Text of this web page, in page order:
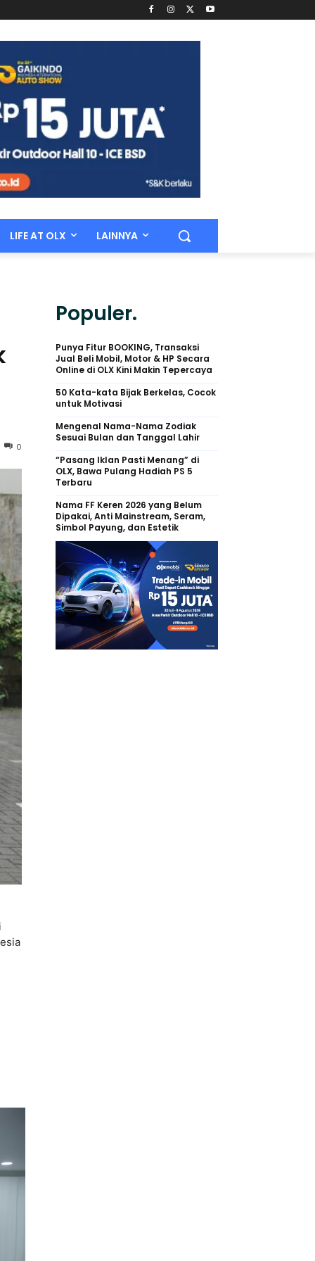
LIFE AT OLX LAINNYA
0
Populer.
Punya Fitur BOOKING, Transaksi
Jual Beli Mobil, Motor & HP Secara
Online di OLX Kini Makin Tepercaya
50 Kata-kata Bijak Berkelas, Cocok
untuk Motivasi
Mengenal Nama-Nama Zodiak
Sesuai Bulan dan Tanggal Lahir
“Pasang Iklan Pasti Menang” di
OLX, Bawa Pulang Hadiah PS 5
Terbaru
Nama FF Keren 2026 yang Belum
Dipakai, Anti Mainstream, Seram,
Simbol Payung, dan Estetik